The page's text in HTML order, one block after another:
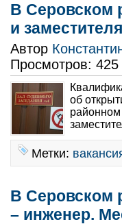
В Серовском
и
Автор
Просмотров: 425
об
районном
Метки:
В Серовском
– инженер.